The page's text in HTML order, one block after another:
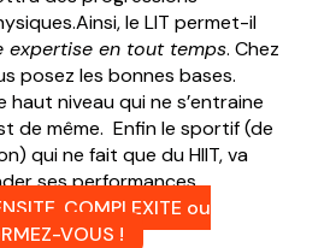
le LIT permet-il
expertise en tout temps. Chez
posez les bonnes bases.
niveau qui ne s’entraine
de même. Enfin le sportif (de
qui ne fait que du HIIT, va
ses performances
COMPLEXITE ou
VOUS !